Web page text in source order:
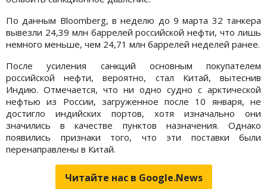
По данным Bloomberg, в неделю до 9 марта 32 танкера
вывезли 24,39 млн баррелей российской нефти, что лишь
немного меньше, чем 24,71 млн баррелей неделей ранее.
После усиления санкций основным покупателем
российской нефти, вероятно, стал Китай, вытеснив
Индию. Отмечается, что ни одно судно с арктической
нефтью из России, загруженное после 10 января, не
достигло индийских портов, хотя изначально они
значились в качестве пунктов назначения. Однако
появились признаки того, что эти поставки были
перенаправлены в Китай.
Читайте нас в Google.News